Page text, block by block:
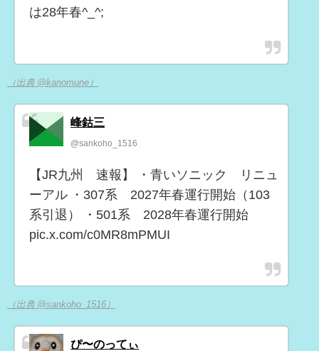
は28年春^_^;
（出典 @kanomune）
峰鈷三
@sankoho_1516
【JR九州 速報】 ・青いソニック リニュ
ーアル ・307系 2027年春運行開始（103
系引退） ・501系 2028年春運行開始
pic.x.com/c0MR8mPMUI
（出典 @sankoho_1516）
ぴ〜のってぃ